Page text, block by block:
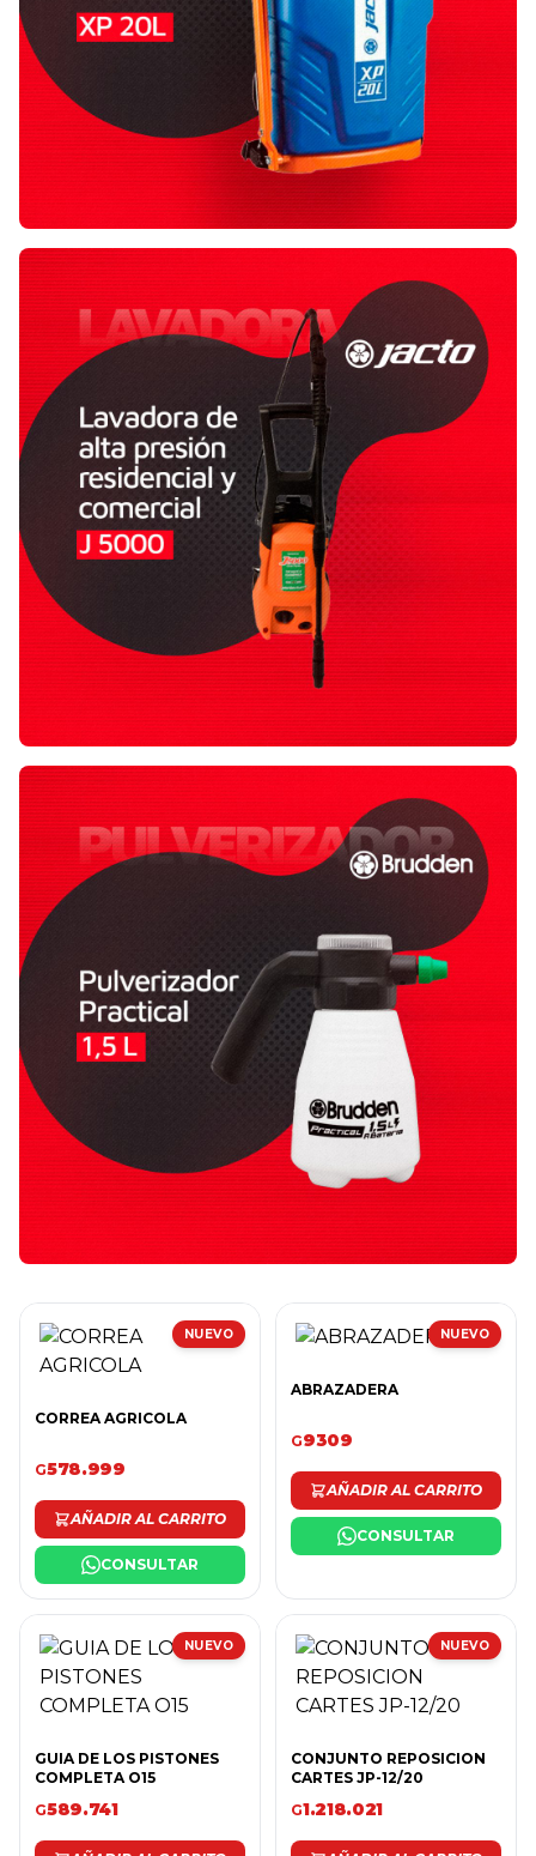
NUEVO
CORREA AGRICOLA
G578.999
AÑADIR AL CARRITO
CONSULTAR
NUEVO
ABRAZADERA
G9309
AÑADIR AL CARRITO
CONSULTAR
NUEVO
GUIA DE LOS PISTONES
COMPLETA O15
G589.741
NUEVO
CONJUNTO REPOSICION
CARTES JP-12/20
G1.218.021